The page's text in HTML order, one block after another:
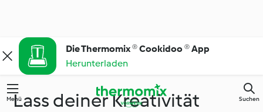
Die Thermomix ® Cookidoo ® App
Herunterladen
Menü Suchen
Lass deiner Kreativität